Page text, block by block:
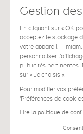
Gestion
En cliquant sur « OK
acceptez le stockage
votre appareil —
personnaliser
publicités pertinentes.
sur « Je choisis ».
Pour modifier vos
'Préférences de
Lire la politique de